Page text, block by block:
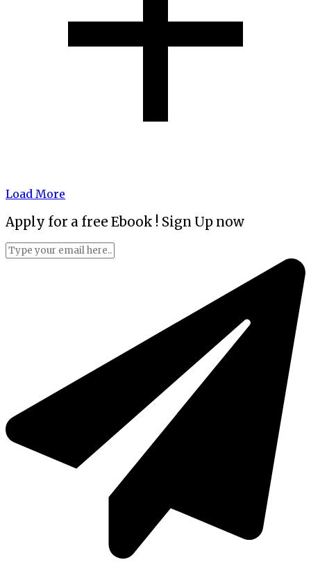
Load More
Apply for a free Ebook ! Sign Up now